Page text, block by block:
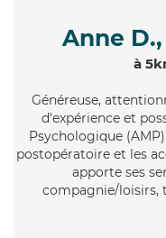
Anne D.,
à
Généreuse,
d'expérience et
Psychologique
postopératoire et les
apporte ses
compagnie/loisirs,